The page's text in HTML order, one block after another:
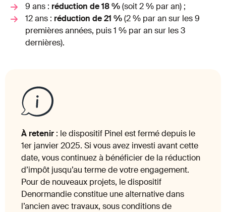
9 ans : réduction de 18 %(soit 2 % par an) ;
12 ans : réduction de 21 %(2 % par an sur les 9
premières années, puis 1 % par an sur les 3
dernières).
À retenir : le dispositif Pinel est fermé depuis le
1er janvier 2025. Si vous avez investi avant cette
date, vous continuez à bénéficier de la réduction
d’impôt jusqu’au terme de votre engagement.
Pour de nouveaux projets, le dispositif
Denormandie constitue une alternative dans
l’ancien avec travaux, sous conditions de